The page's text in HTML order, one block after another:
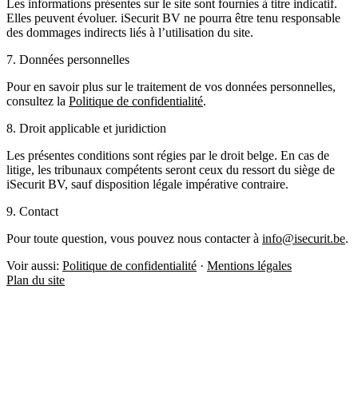
Les informations présentes sur le site sont fournies à titre indicatif.
Elles peuvent évoluer. iSecurit BV ne pourra être tenu responsable
des dommages indirects liés à l’utilisation du site.
7. Données personnelles
Pour en savoir plus sur le traitement de vos données personnelles,
consultez la Politique de confidentialité.
8. Droit applicable et juridiction
Les présentes conditions sont régies par le droit belge. En cas de
litige, les tribunaux compétents seront ceux du ressort du siège de
iSecurit BV, sauf disposition légale impérative contraire.
9. Contact
Pour toute question, vous pouvez nous contacter à info@isecurit.be.
Voir aussi: Politique de confidentialité · Mentions légales
Plan du site